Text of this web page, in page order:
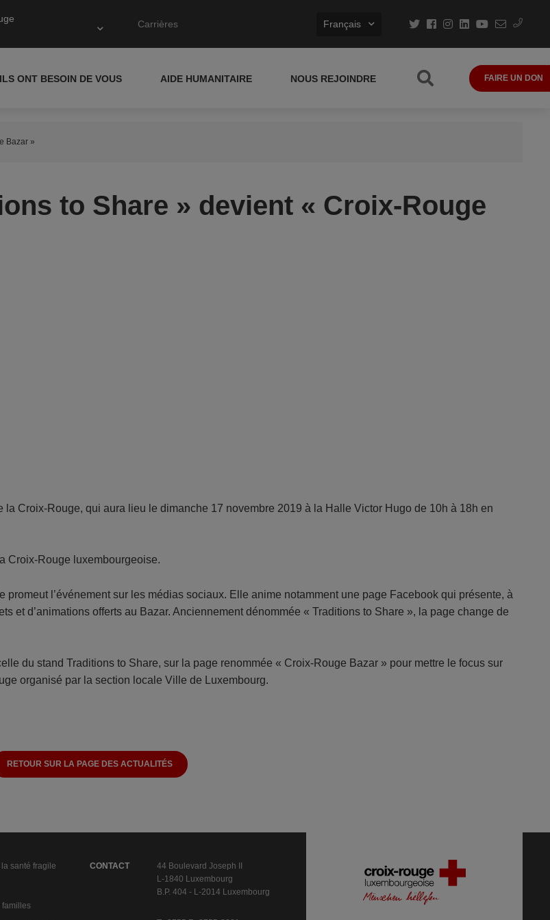
Carrières Français
ILS ONT BESOIN DE VOUS AIDE HUMANITAIRE NOUS REJOINDRE FAIRE UN DON
Bazar »
to Share » devient « Croix-Rouge
Croix-Rouge, qui aura lieu le dimanche 17 novembre 2019 à la Halle Victor Hugo de 10h à 18h en
Croix-Rouge luxembourgeoise.
l’événement sur les médias sociaux. Elle anime notamment une page Facebook qui présente, à
et d’animations offerts au Bazar. Anciennement dénommée « Traditions to Share », la page change de
du stand Traditions to Share, sur la page renommée « Croix-Rouge Bazar » pour mettre le focus sur
organisé par la section locale Ville de Luxembourg.
RETOUR SUR LA PAGE DES ACTUALITÉS
santé fragile
familles
CONTACT
44 Boulevard Joseph II
L-1840 Luxembourg
B.P. 404 - L-2014 Luxembourg